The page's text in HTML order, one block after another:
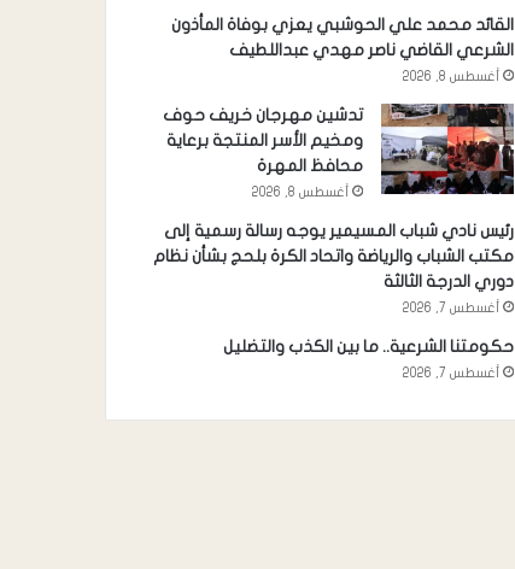
القائد محمد علي الحوشبي يعزي بوفاة المأذون
الشرعي القاضي ناصر مهدي عبداللطيف
أغسطس 8, 2026
تدشين مهرجان خريف حوف
ومخيم الأسر المنتجة برعاية
محافظ المهرة
أغسطس 8, 2026
رئيس نادي شباب المسيمير يوجه رسالة رسمية إلى
مكتب الشباب والرياضة واتحاد الكرة بلحج بشأن نظام
دوري الدرجة الثالثة
أغسطس 7, 2026
حكومتنا الشرعية.. ما بين الكذب والتضليل
أغسطس 7, 2026